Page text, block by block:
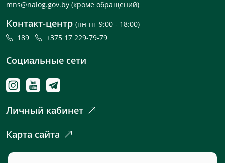
mns@nalog.gov.by (кроме обращений)
Контакт-центр (пн-пт 9:00 - 18:00)
189
+375 17 229-79-79
Социальные сети
Личный кабинет
Карта сайта